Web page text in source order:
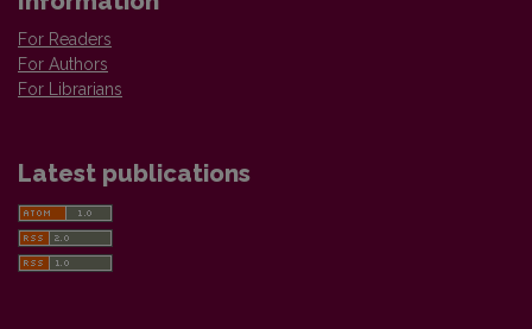
For Readers
For Authors
For Librarians
Latest publications